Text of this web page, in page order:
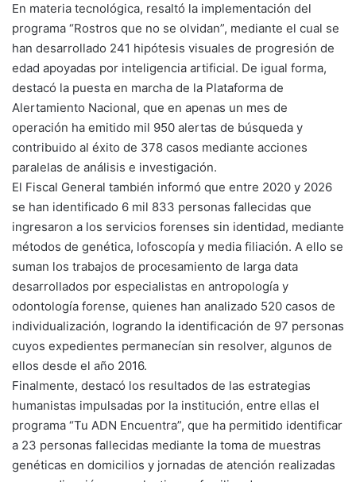
En materia tecnológica, resaltó la implementación del
programa “Rostros que no se olvidan”, mediante el cual se
han desarrollado 241 hipótesis visuales de progresión de
edad apoyadas por inteligencia artificial. De igual forma,
destacó la puesta en marcha de la Plataforma de
Alertamiento Nacional, que en apenas un mes de
operación ha emitido mil 950 alertas de búsqueda y
contribuido al éxito de 378 casos mediante acciones
paralelas de análisis e investigación.
El Fiscal General también informó que entre 2020 y 2026
se han identificado 6 mil 833 personas fallecidas que
ingresaron a los servicios forenses sin identidad, mediante
métodos de genética, lofoscopía y media filiación. A ello se
suman los trabajos de procesamiento de larga data
desarrollados por especialistas en antropología y
odontología forense, quienes han analizado 520 casos de
individualización, logrando la identificación de 97 personas
cuyos expedientes permanecían sin resolver, algunos de
ellos desde el año 2016.
Finalmente, destacó los resultados de las estrategias
humanistas impulsadas por la institución, entre ellas el
programa “Tu ADN Encuentra”, que ha permitido identificar
a 23 personas fallecidas mediante la toma de muestras
genéticas en domicilios y jornadas de atención realizadas